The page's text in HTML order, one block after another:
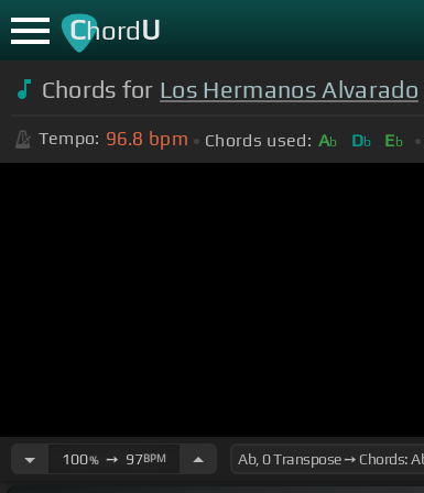
ChordU
Chords for Los Hermanos Alvarado
Tempo: 96.8 bpm Chords used: Ab Db Eb
100%➙ 97BPM